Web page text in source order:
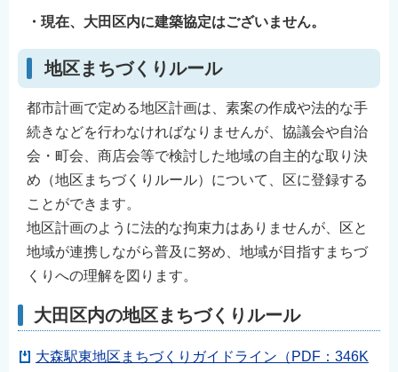
・現在、大田区内に建築協定はございません。
地区まちづくりルール
都市計画で定める地区計画は、素案の作成や法的な手
続きなどを行わなければなりませんが、協議会や自治
会・町会、商店会等で検討した地域の自主的な取り決
め（地区まちづくりルール）について、区に登録する
ことができます。
地区計画のように法的な拘束力はありませんが、区と
地域が連携しながら普及に努め、地域が目指すまちづ
くりへの理解を図ります。
大田区内の地区まちづくりルール
大森駅東地区まちづくりガイドライン（PDF：346K